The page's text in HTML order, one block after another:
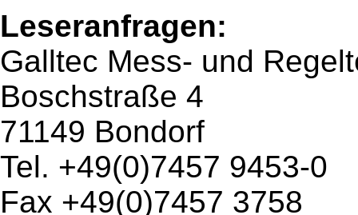
Leseranfragen:
Galltec Mess- und
Boschstraße 4
71149 Bondorf
Tel. +49(0)7457 9453-0
Fax +49(0)7457 3758